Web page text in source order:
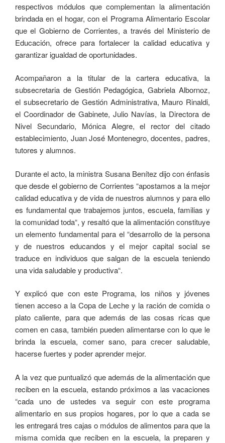
respectivos módulos que complementan la alimentación
brindada en el hogar, con el Programa Alimentario Escolar
que el Gobierno de Corrientes, a través del Ministerio de
Educación, ofrece para fortalecer la calidad educativa y
garantizar igualdad de oportunidades.
Acompañaron a la titular de la cartera educativa, la
subsecretaria de Gestión Pedagógica, Gabriela Albornoz,
el subsecretario de Gestión Administrativa, Mauro Rinaldi,
el Coordinador de Gabinete, Julio Navías, la Directora de
Nivel Secundario, Mónica Alegre, el rector del citado
establecimiento, Juan José Montenegro, docentes, padres,
tutores y alumnos.
Durante el acto, la ministra Susana Benítez dijo con énfasis
que desde el gobierno de Corrientes “apostamos a la mejor
calidad educativa y de vida de nuestros alumnos y para ello
es fundamental que trabajemos juntos, escuela, familias y
la comunidad toda“, y resaltó que la alimentación constituye
un elemento fundamental para el “desarrollo de la persona
y de nuestros educandos y el mejor capital social se
traduce en individuos que salgan de la escuela teniendo
una vida saludable y productiva“.
Y explicó que con este Programa, los niños y jóvenes
tienen acceso a la Copa de Leche y la ración de comida o
plato caliente, para que además de las cosas ricas que
comen en casa, también pueden alimentarse con lo que le
brinda la escuela, comer sano, para crecer saludable,
hacerse fuertes y poder aprender mejor.
A la vez que puntualizó que además de la alimentación que
reciben en la escuela, estando próximos a las vacaciones
“cada uno de ustedes va seguir con este programa
alimentario en sus propios hogares, por lo que a cada se
les entregará tres cajas o módulos de alimentos para que la
misma comida que reciben en la escuela, la preparen y